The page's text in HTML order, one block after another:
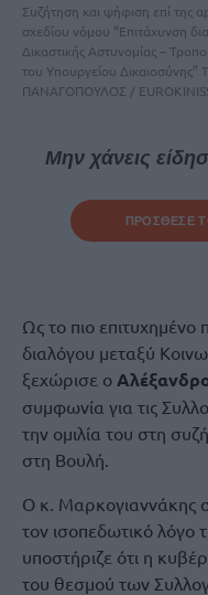
Συζήτηση και ψήφιση επί της
σχεδίου νόμου “Επιτάχυνση
Δικαστικής Αστυνομίας –
του Υπουργείου
ΠΑΝΑΓΟΠΟΥΛΟΣ /
Μην χάνεις
ΠΡΟΣΘΕΣΕ
Ως το πιο επιτυχημένο
διαλόγου μεταξύ
ξεχώρισε ο
συμφωνία για τις
την ομιλία του στη
στη Βουλή.
Ο κ. Μαρκογιαννάκης
τον ισοπεδωτικό λόγο
υποστήριζε ότι η
του θεσμού των